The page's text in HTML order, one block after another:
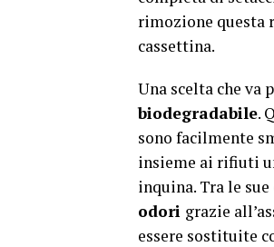
rimozione questa
cassettina.
Una scelta che
biodegradabile.
sono facilmente
insieme ai rifiuti
inquina. Tra le
odori grazie
essere sostituite